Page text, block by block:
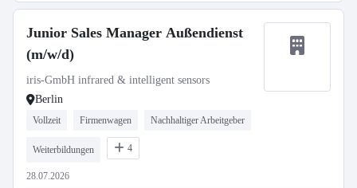
Junior Sales Manager Außendienst
(m/w/d)
iris-GmbH infrared & intelligent sensors
Berlin
Vollzeit Firmenwagen Nachhaltiger Arbeitgeber
Weiterbildungen 4
28.07.2026